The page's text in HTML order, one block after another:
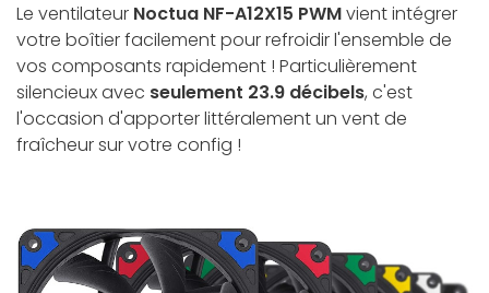
Le ventilateur Noctua NF-A12X15 PWMvient intégrer
votre boîtier facilement pour refroidir l'ensemble de
vos composants rapidement ! Particulièrement
silencieux avec seulement 23.9 décibels, c'est
l'occasion d'apporter littéralement un vent de
fraîcheur sur votre config !